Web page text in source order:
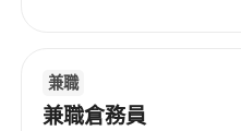
兼職
兼職倉務員